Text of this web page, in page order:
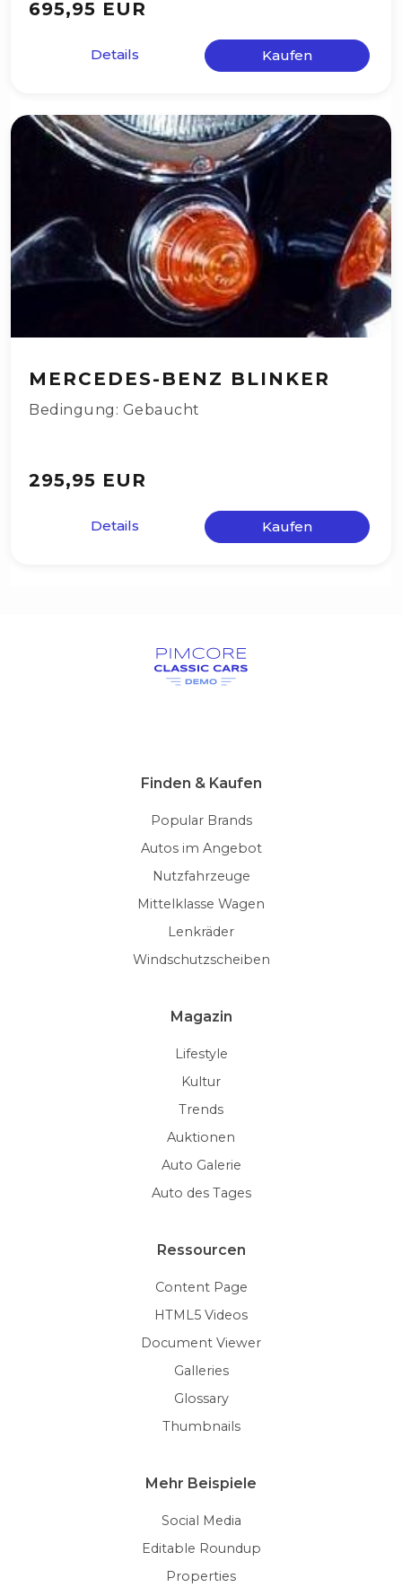
695,95 EUR
Details Kaufen
MERCEDES-BENZ BLINKER
Bedingung: Gebaucht
295,95 EUR
Details Kaufen
Finden & Kaufen
Popular Brands
Autos im Angebot
Nutzfahrzeuge
Mittelklasse Wagen
Lenkräder
Windschutzscheiben
Magazin
Lifestyle
Kultur
Trends
Auktionen
Auto Galerie
Auto des Tages
Ressourcen
Content Page
HTML5 Videos
Document Viewer
Galleries
Glossary
Thumbnails
Mehr Beispiele
Social Media
Editable Roundup
Properties